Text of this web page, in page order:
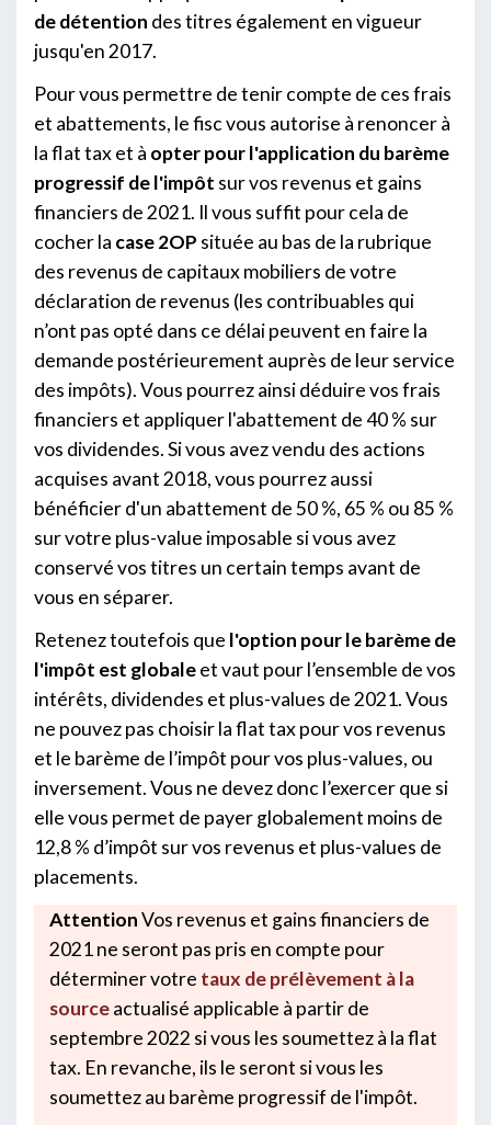
de détention des titres également en vigueur
jusqu'en 2017.
Pour vous permettre de tenir compte de ces frais
et abattements, le fisc vous autorise à renoncer à
la flat tax et à opter pour l'application du barème
progressif de l'impôt sur vos revenus et gains
financiers de 2021. Il vous suffit pour cela de
cocher la case 2OP située au bas de la rubrique
des revenus de capitaux mobiliers de votre
déclaration de revenus (les contribuables qui
n’ont pas opté dans ce délai peuvent en faire la
demande postérieurement auprès de leur service
des impôts). Vous pourrez ainsi déduire vos frais
financiers et appliquer l'abattement de 40 % sur
vos dividendes. Si vous avez vendu des actions
acquises avant 2018, vous pourrez aussi
bénéficier d'un abattement de 50 %, 65 % ou 85 %
sur votre plus-value imposable si vous avez
conservé vos titres un certain temps avant de
vous en séparer.
Retenez toutefois que l'option pour le barème de
l'impôt est globaleet vaut pour l’ensemble de vos
intérêts, dividendes et plus-values de 2021. Vous
ne pouvez pas choisir la flat tax pour vos revenus
et le barème de l’impôt pour vos plus-values, ou
inversement. Vous ne devez donc l’exercer que si
elle vous permet de payer globalement moins de
12,8 % d’impôt sur vos revenus et plus-values de
placements.
AttentionVos revenus et gains financiers de
2021 ne seront pas pris en compte pour
déterminer votre taux de prélèvement à la
sourceactualisé applicable à partir de
septembre 2022 si vous les soumettez à la flat
tax. En revanche, ils le seront si vous les
soumettez au barème progressif de l'impôt.